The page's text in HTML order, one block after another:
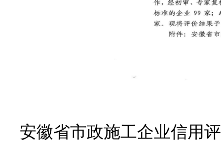
安徽省市政施工企业信用